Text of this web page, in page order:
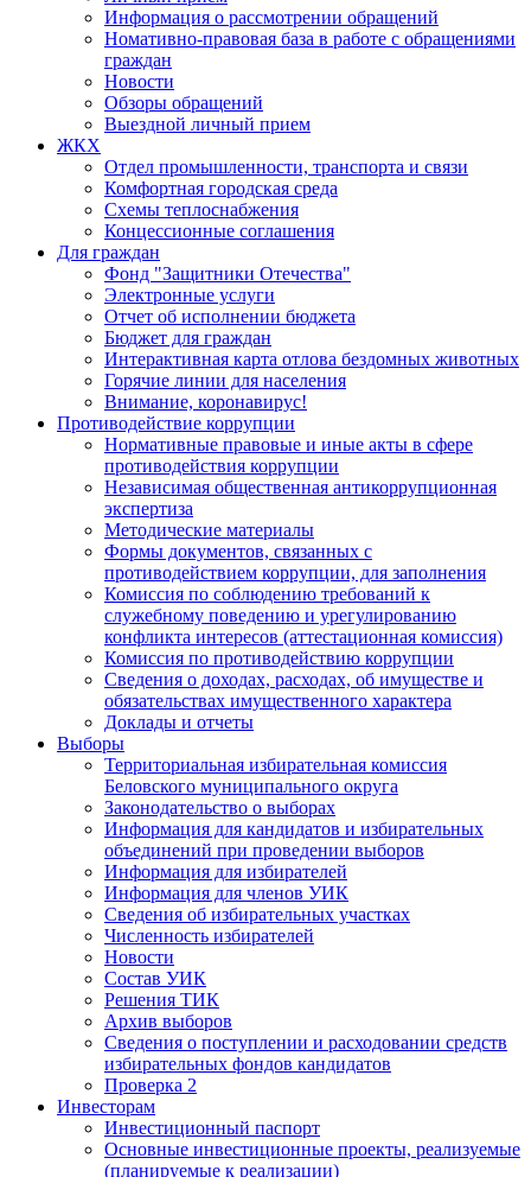
Информация о рассмотрении обращений
Номативно-правовая база в работе с обращениями
граждан
Новости
Обзоры обращений
Выездной личный прием
ЖКХ
Отдел промышленности, транспорта и связи
Комфортная городская среда
Схемы теплоснабжения
Концессионные соглашения
Для граждан
Фонд "Защитники Отечества"
Электронные услуги
Отчет об исполнении бюджета
Бюджет для граждан
Интерактивная карта отлова бездомных животных
Горячие линии для населения
Внимание, коронавирус!
Противодействие коррупции
Нормативные правовые и иные акты в сфере
противодействия коррупции
Независимая общественная антикоррупционная
экспертиза
Методические материалы
Формы документов, связанных с
противодействием коррупции, для заполнения
Комиссия по соблюдению требований к
служебному поведению и урегулированию
конфликта интересов (аттестационная комиссия)
Комиссия по противодействию коррупции
Сведения о доходах, расходах, об имуществе и
обязательствах имущественного характера
Доклады и отчеты
Выборы
Территориальная избирательная комиссия
Беловского муниципального округа
Законодательство о выборах
Информация для кандидатов и избирательных
объединений при проведении выборов
Информация для избирателей
Информация для членов УИК
Сведения об избирательных участках
Численность избирателей
Новости
Состав УИК
Решения ТИК
Архив выборов
Сведения о поступлении и расходовании средств
избирательных фондов кандидатов
Проверка 2
Инвесторам
Инвестиционный паспорт
Основные инвестиционные проекты, реализуемые
(планируемые к реализации)